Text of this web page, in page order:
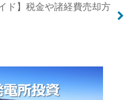
ド】税金や諸経費売却方